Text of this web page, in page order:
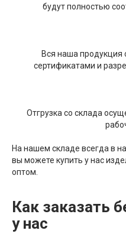
будут полностью
Вся наша
сертификатами и
Отгрузка со склада
На нашем складе всегда в
вы можете купить у нас
оптом.
Как заказать
у нас